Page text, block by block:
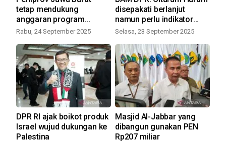
tetap mendukung
anggaran program
Citarum Harum
Rabu, 24 September 2025
disepakati berlanjut
namun perlu indikator
jelas
Selasa, 23 September 2025
DPR RI ajak boikot produk
Israel wujud dukungan ke
Palestina
Masjid Al-Jabbar yang
dibangun gunakan PEN
Rp207 miliar